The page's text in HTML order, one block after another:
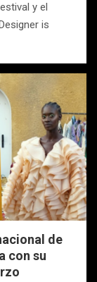
y el
is
de
con su